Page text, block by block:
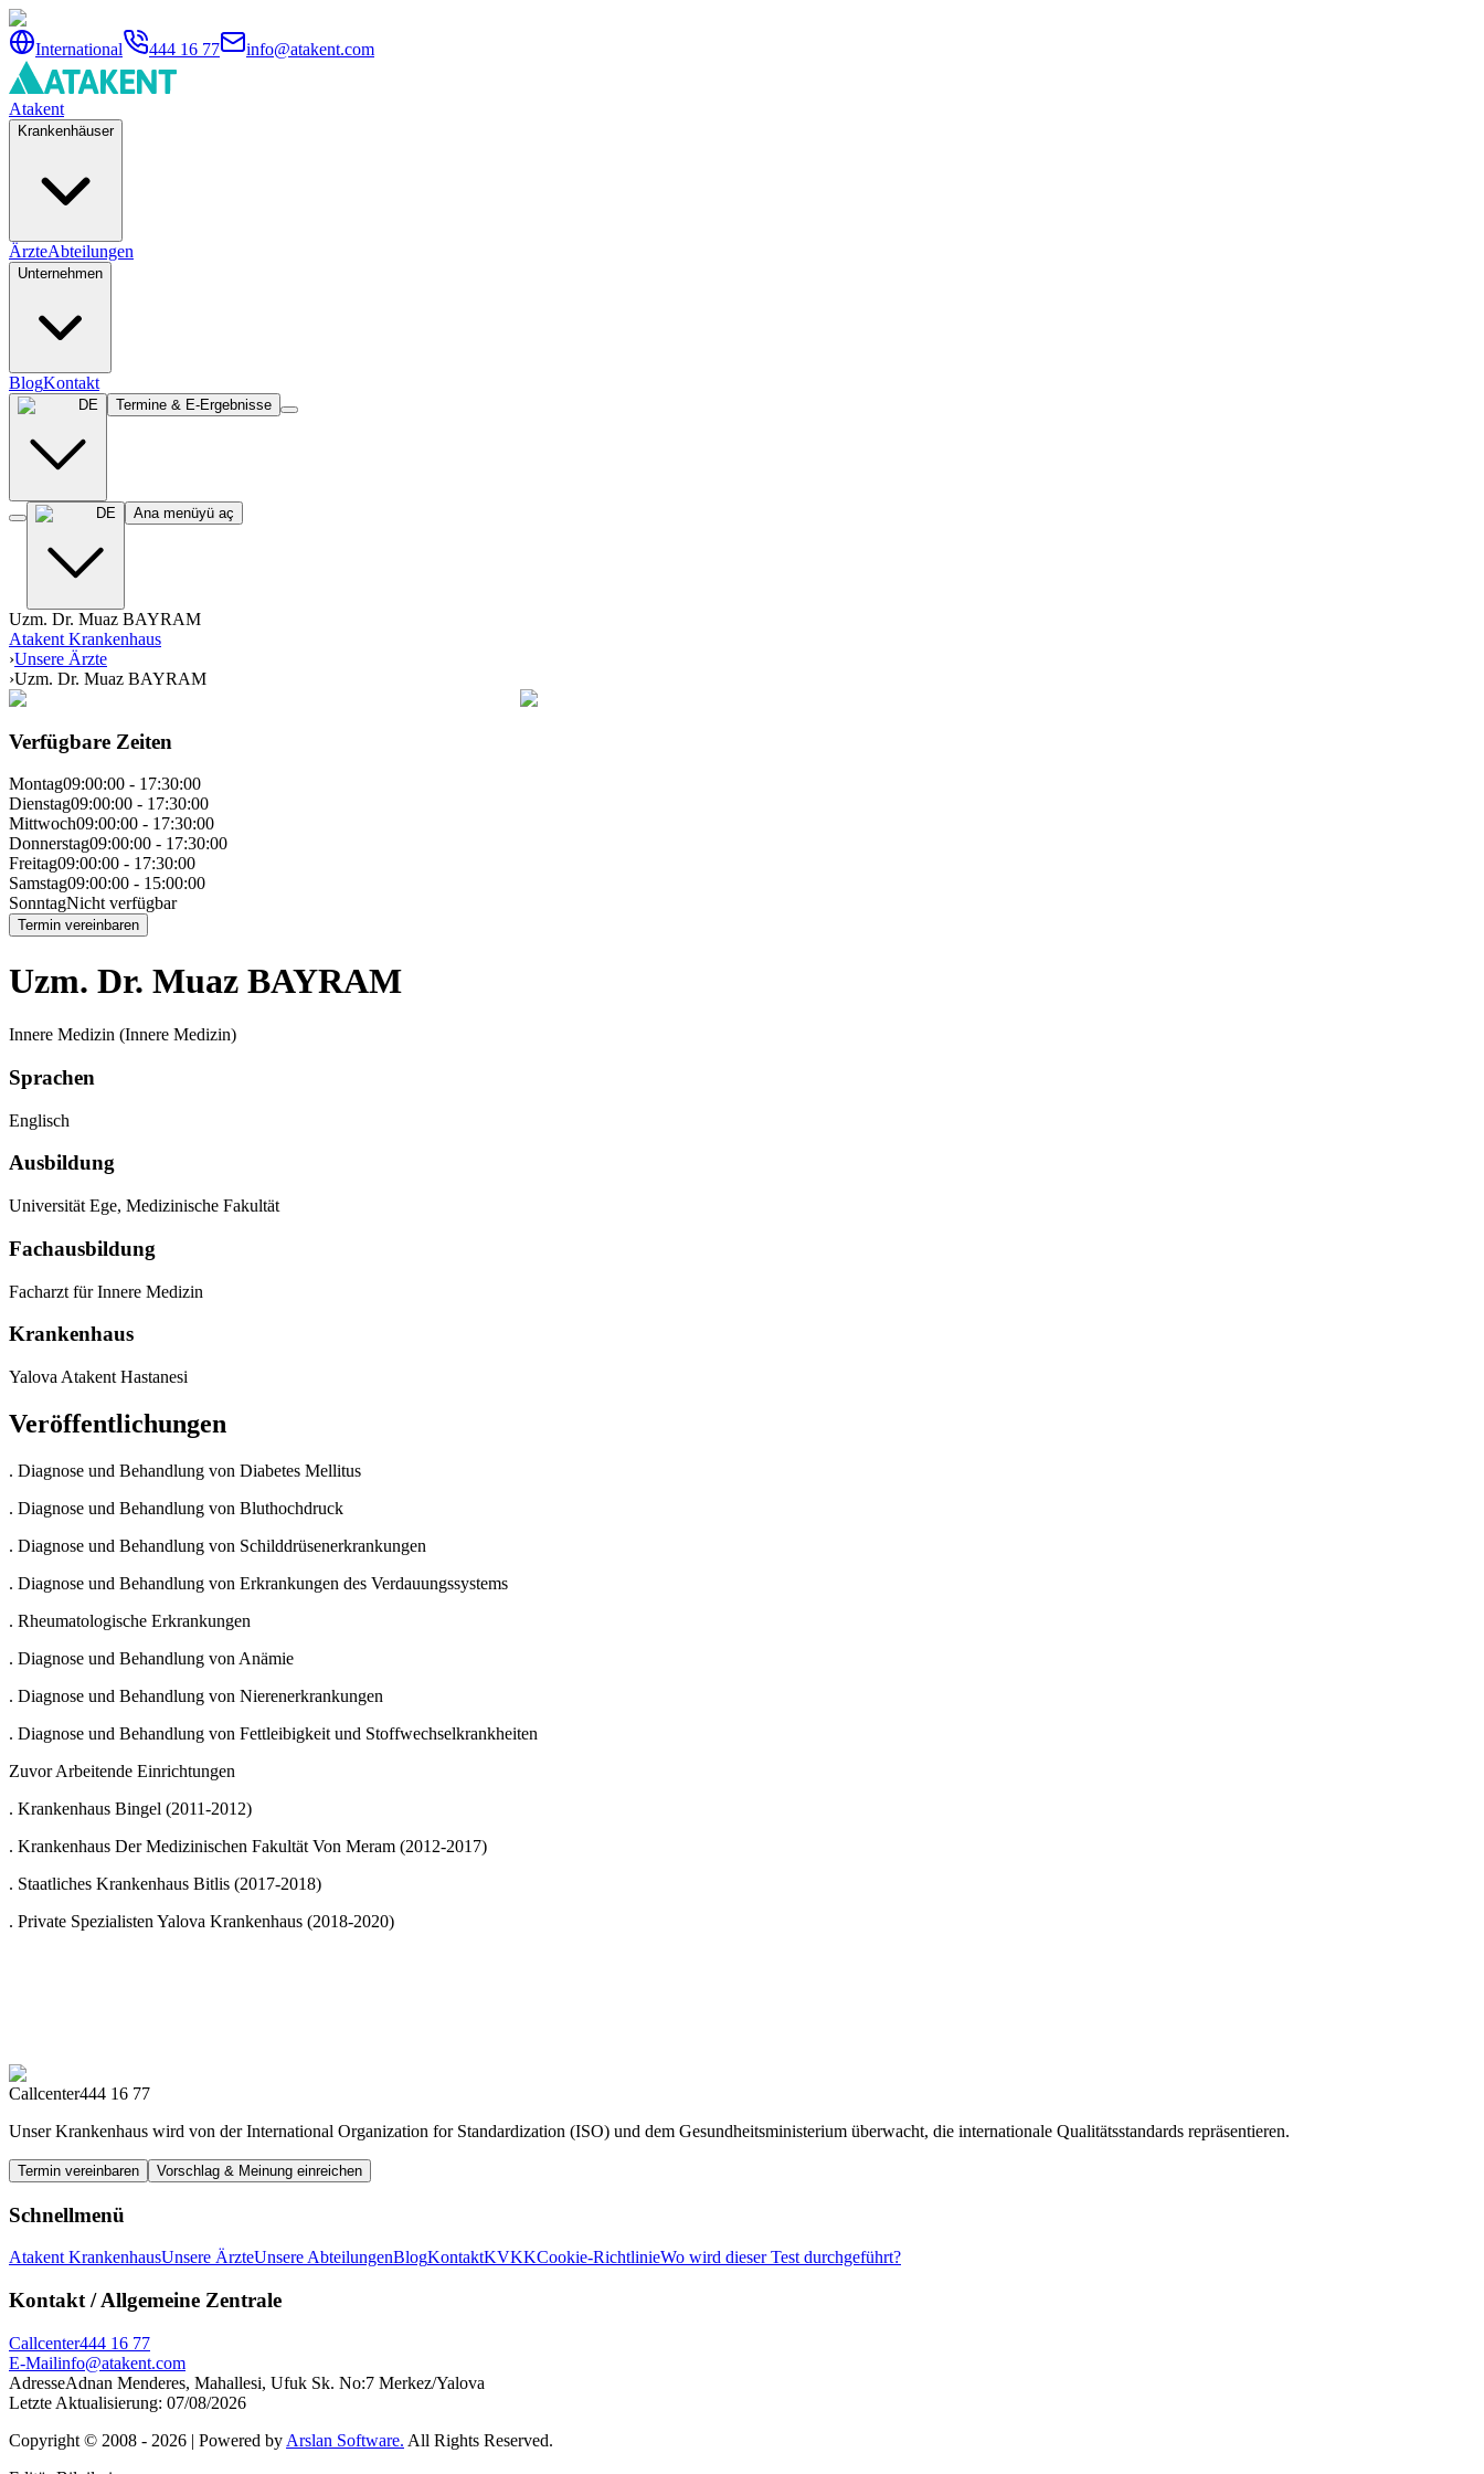
International 444 16 77 info@atakent.com
Atakent
Krankenhäuser
ÄrzteAbteilungen
Unternehmen
BlogKontakt
DE Termine & E-Ergebnisse
DE Ana menüyü aç
Uzm. Dr. Muaz BAYRAM
Atakent Krankenhaus
›Unsere Ärzte
›Uzm. Dr. Muaz BAYRAM
Verfügbare Zeiten
Montag09:00:00 - 17:30:00
Dienstag09:00:00 - 17:30:00
Mittwoch09:00:00 - 17:30:00
Donnerstag09:00:00 - 17:30:00
Freitag09:00:00 - 17:30:00
Samstag09:00:00 - 15:00:00
SonntagNicht verfügbar
Termin vereinbaren
Uzm. Dr. Muaz BAYRAM
Innere Medizin (Innere Medizin)
Sprachen
Englisch
Ausbildung
Universität Ege, Medizinische Fakultät
Fachausbildung
Facharzt für Innere Medizin
Krankenhaus
Yalova Atakent Hastanesi
Veröffentlichungen
. Diagnose und Behandlung von Diabetes Mellitus
. Diagnose und Behandlung von Bluthochdruck
. Diagnose und Behandlung von Schilddrüsenerkrankungen
. Diagnose und Behandlung von Erkrankungen des Verdauungssystems
. Rheumatologische Erkrankungen
. Diagnose und Behandlung von Anämie
. Diagnose und Behandlung von Nierenerkrankungen
. Diagnose und Behandlung von Fettleibigkeit und Stoffwechselkrankheiten
Zuvor Arbeitende Einrichtungen
. Krankenhaus Bingel (2011-2012)
. Krankenhaus Der Medizinischen Fakultät Von Meram (2012-2017)
. Staatliches Krankenhaus Bitlis (2017-2018)
. Private Spezialisten Yalova Krankenhaus (2018-2020)
Callcenter444 16 77
Unser Krankenhaus wird von der International Organization for Standardization (ISO) und dem Gesundheitsministerium überwacht, die internationale Qualitätsstandards repräsentieren.
Termin vereinbaren Vorschlag & Meinung einreichen
Schnellmenü
Atakent KrankenhausUnsere ÄrzteUnsere AbteilungenBlogKontaktKVKKCookie-RichtlinieWo wird dieser Test durchgeführt?
Kontakt / Allgemeine Zentrale
Callcenter444 16 77
E-Mailinfo@atakent.com
AdresseAdnan Menderes, Mahallesi, Ufuk Sk. No:7 Merkez/Yalova
Letzte Aktualisierung: 07/08/2026
Copyright © 2008 - 2026 | Powered by Arslan Software. All Rights Reserved.